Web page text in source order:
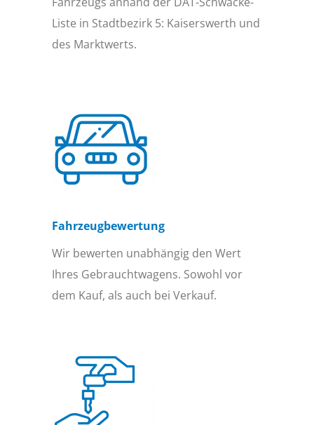
Liste in Stadtbezirk 5: Kaiserswerth und
des Marktwerts.
Fahrzeugbewertung
Wir bewerten unabhängig den Wert
Ihres Gebrauchtwagens. Sowohl vor
dem Kauf, als auch bei Verkauf.